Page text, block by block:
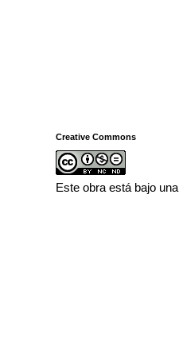
Creative Commons
Este obra está bajo una